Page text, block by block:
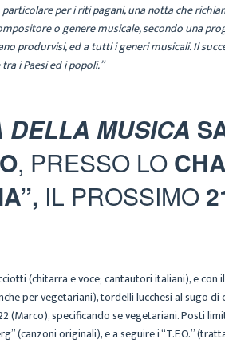
per i riti pagani, una notta che
o genere musicale, secondo una
produrvisi, ed a tutti i generi musicali. Il
i Paesi ed i popoli.”
DELLA MUSICA
, PRESSO LO
IL PROSSIMO
(chitarra e voce; cantautori italiani), e con
per vegetariani), tordelli lucchesi al sugo
(Marco), specificando se vegetariani. Posti
(canzoni originali), e a seguire i “T.F.O.”